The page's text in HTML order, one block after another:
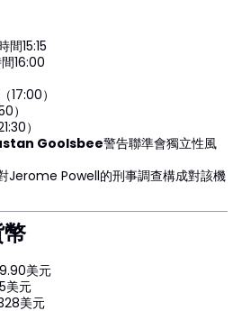
間15:15
16:00
）
）
）
Goolsbee警告聯準會獨立性風
Jerome Powell的刑事調查構成對該機
美元
美元
美元